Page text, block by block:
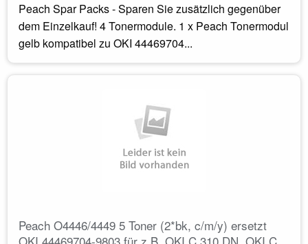
Peach Spar Packs - Sparen Sie zusätzlich gegenüber
dem Einzelkauf! 4 Tonermodule. 1 x Peach Tonermodul
gelb kompatibel zu OKI 44469704...
Peach O4446/4449 5 Toner (2*bk, c/m/y) ersetzt